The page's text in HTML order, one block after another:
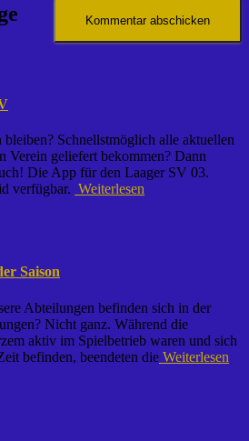
Schnellstmöglich alle aktuellen
Verein geliefert bekommen? Dann
Die App für den Laager SV 03.
verfügbar. Weiterlesen
Saison
Abteilungen befinden sich in der
Nicht ganz. Während die
aktiv im Spielbetrieb waren und sich
befinden, beendeten die Weiterlesen